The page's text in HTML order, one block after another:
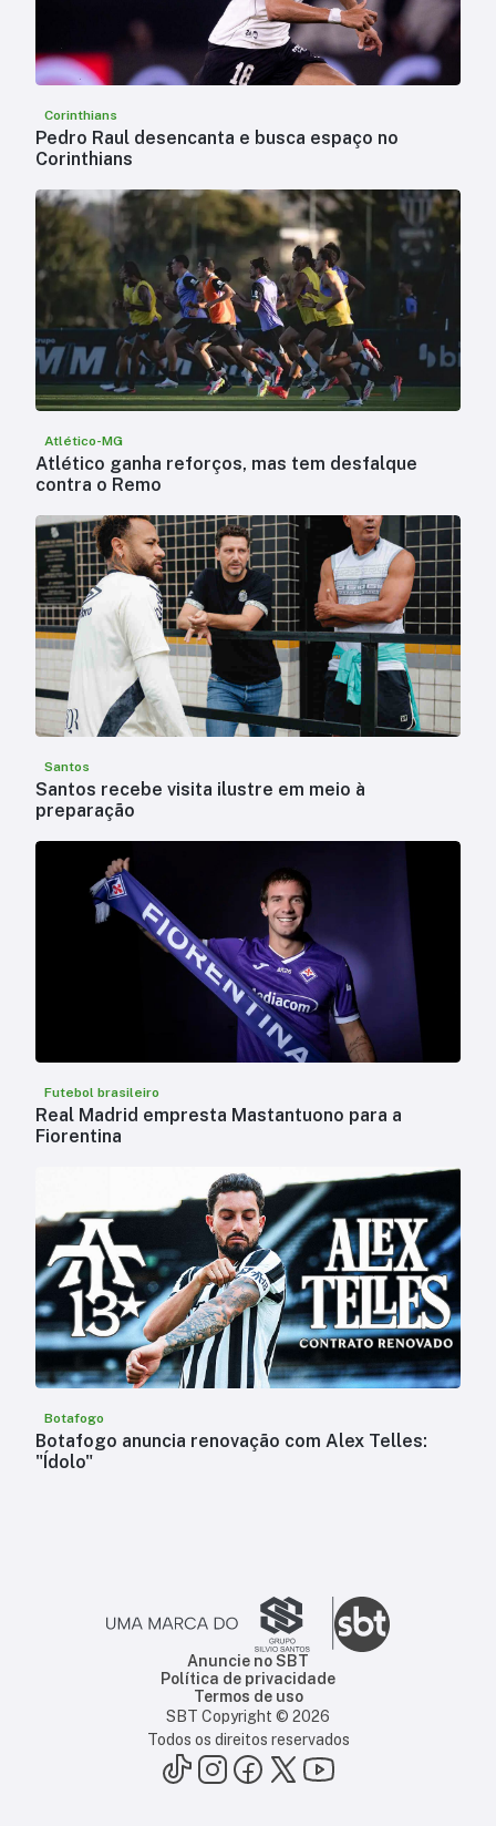
Corinthians
Pedro Raul desencanta e busca espaço no
Corinthians
Atlético-MG
Atlético ganha reforços, mas tem desfalque
contra o Remo
Santos
Santos recebe visita ilustre em meio à
preparação
Futebol brasileiro
Real Madrid empresta Mastantuono para a
Fiorentina
Botafogo
Botafogo anuncia renovação com Alex Telles:
"Ídolo"
Anuncie no SBT
Política de privacidade
Termos de uso
SBT Copyright © 2026
Todos os direitos reservados